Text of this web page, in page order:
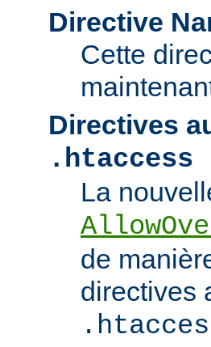
Directive
Cette
Directives
.htaccess
La
de
directives